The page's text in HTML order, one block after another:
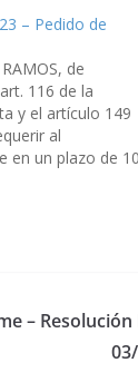
– Pedido de
de
116 de la
y el artículo 149
al
en un plazo de 10
– Resolución